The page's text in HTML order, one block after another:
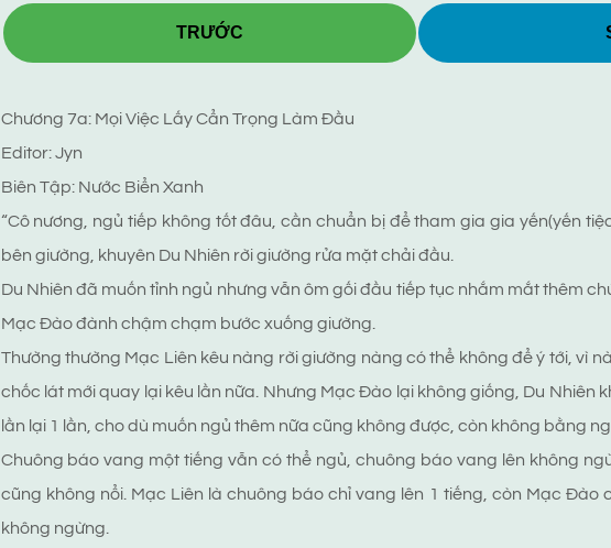
TRƯỚC
Chương 7a: Mọi Việc Lấy Cẩn Trọng Làm Đầu
Editor: Jyn
Biên Tập: Nước Biển Xanh
“Cô nương, ngủ tiếp không tốt đâu, cần chuẩn bị để tham gia gia yến(yến
bên giường, khuyên Du Nhiên rời giường rửa mặt chải đầu.
Du Nhiên đã muốn tỉnh ngủ nhưng vẫn ôm gối đầu tiếp tục nhắm mắt thêm
Mạc Đào đành chậm chạm bước xuống giường.
Thường thường Mạc Liên kêu nàng rời giường nàng có thể không để ý tới, vì
chốc lát mới quay lại kêu lần nữa. Nhưng Mạc Đào lại không giống, Du Nhiên
lần lại 1 lần, cho dù muốn ngủ thêm nữa cũng không được, còn không bằng
Chuông báo vang một tiếng vẫn có thể ngủ, chuông báo vang lên không
cũng không nổi. Mạc Liên là chuông báo chỉ vang lên 1 tiếng, còn Mạc Đào
không ngừng.